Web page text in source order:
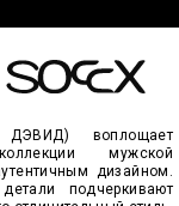
воплощает
мужской
дизайном.
подчеркивают